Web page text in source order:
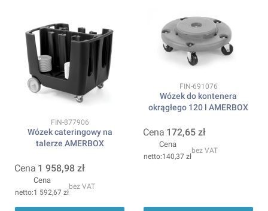
Kod produktu
FIN-877906
Wózek cateringowy na
talerze AMERBOX
Cena 1 958,98 zł
Cena
1 592,67 zł
bez VAT
Kod produktu
FIN-691076
Wózek do kontenera
okrągłego 120 l AMERBOX
Cena 172,65 zł
Cena
140,37 zł
bez VAT